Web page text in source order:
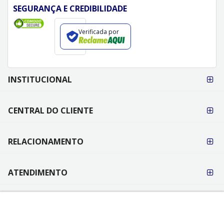
SEGURANÇA E CREDIBILIDADE
Verificada por
FORMAS DE
PAGAMENTO
INSTITUCIONAL
CENTRAL DO CLIENTE
RELACIONAMENTO
ATENDIMENTO